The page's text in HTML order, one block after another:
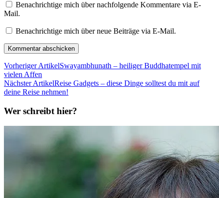
Benachrichtige mich über nachfolgende Kommentare via E-
Mail.
Benachrichtige mich über neue Beiträge via E-Mail.
Vorheriger ArtikelSwayambhunath – heiliger Buddhatempel mit
vielen Affen
Nächster ArtikelReise Gadgets – diese Dinge solltest du mit auf
deine Reise nehmen!
Wer schreibt hier?